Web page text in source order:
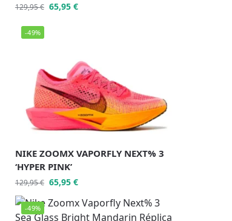
129,95€ 65,95 €
-49%
NIKE ZOOMX VAPORFLY NEXT% 3
‘HYPER PINK’
129,95€ 65,95 €
-49%